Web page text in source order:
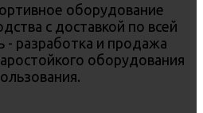
оборудование
с доставкой по всей
разработка и продажа
оборудования